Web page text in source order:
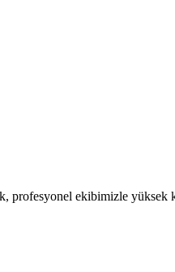
profesyonel ekibimizle yüksek